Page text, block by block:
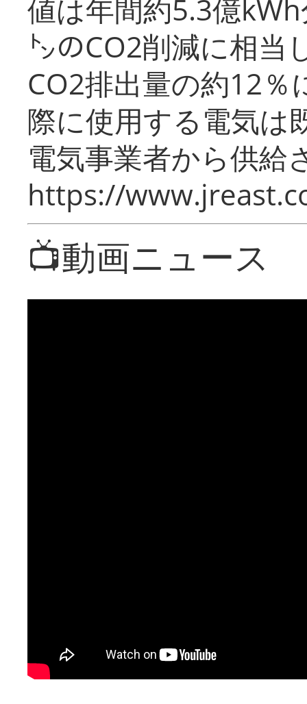
値は年間約5.3億
㌧のCO2削減に相当
CO2排出量の約12％
際に使用する電気は
電気事業者から供給
https://
📺動画ニュース